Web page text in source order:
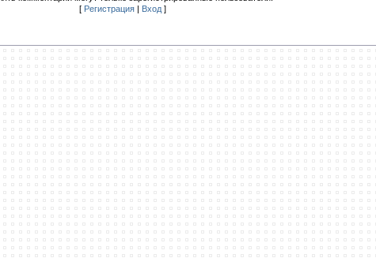
[ Регистрация | Вход ]